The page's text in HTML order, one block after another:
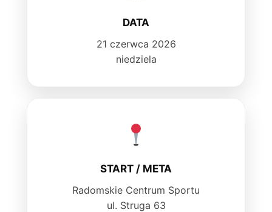
DATA
21 czerwca 2026
niedziela
START / META
Radomskie Centrum Sportu
ul. Struga 63